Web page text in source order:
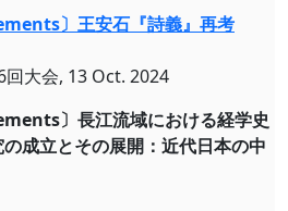
〕王安石『詩義』再考
回大会, 13 Oct. 2024
〕長江流域における経学史
成立とその展開：近代日本の中
の邂逅